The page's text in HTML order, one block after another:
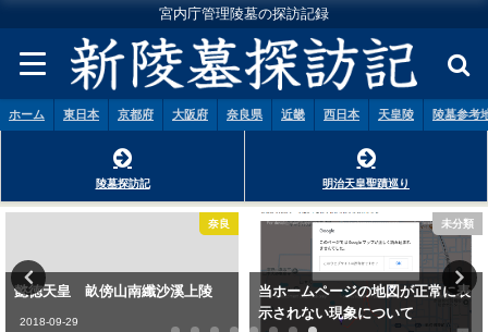
宮内庁管理陵墓の探訪記録
ホーム 東日本 京都府 大阪府 奈良県 近畿 西日本 天皇陵 陵墓参考
陵墓探訪記 明治天皇聖蹟巡り
奈良
懿徳天皇 畝傍山南纖沙溪上陵
2018-09-29
未分類
当ホームページの地図が正常に表
示されない現象について